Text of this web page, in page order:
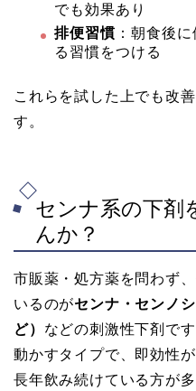
でも効果あり
排便習慣 ：朝食後
る習慣をつける
これらを試した上でも改
す。
センナ系の下剤
んか？
市販薬・処方薬を問わず
いるのがセンナ・センノ
ど） などの刺激性下剤で
動かすタイプで、即効性
長年飲み続けている方が多